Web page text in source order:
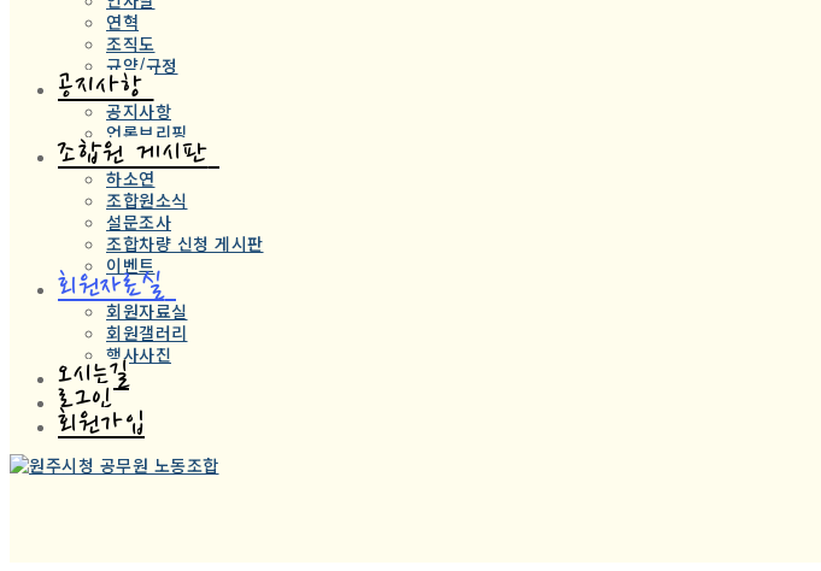
연혁
조직도
규약/규정
공지사항
공지사항
언론브리핑
조합원 게시판
하소연
조합원소식
설문조사
조합차량 신청 게시판
이벤트
회원자료실
회원자료실
회원갤러리
행사사진
오시는길
로그인
회원가입